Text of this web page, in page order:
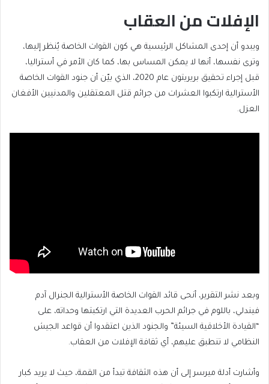
الإفلات من العقاب
ويبدو أن إحدى المشاكل الرئيسية هي كون القوات الخاصة يُنظر إليها،
وترى نفسها، أنها لا يمكن المساس بها، كما كان الأمر في أستراليا،
قبل إجراء تحقيق بريريتون عام 2020، الذي بيّن أن جنود القوات الخاصة
الأسترالية ارتكبوا العشرات من جرائم قتل المعتقلين والمدنيين الأفغان
العزل.
وبعد نشر التقرير، أنحى قائد القوات الخاصة الأسترالية الجنرال آدم
فيندلي، باللوم في جرائم الحرب العديدة التي ارتكبتها وحداته، على
“القيادة الأخلاقية السيئة” والجنود الذين اعتقدوا أن قواعد الجيش
النظامي لا تنطبق عليهم، أي ثقافة الإفلات من العقاب.
وأشارت أدلة ميرسر إلى أن هذه الثقافة تبدأ من القمة، حيث لا يريد كبار